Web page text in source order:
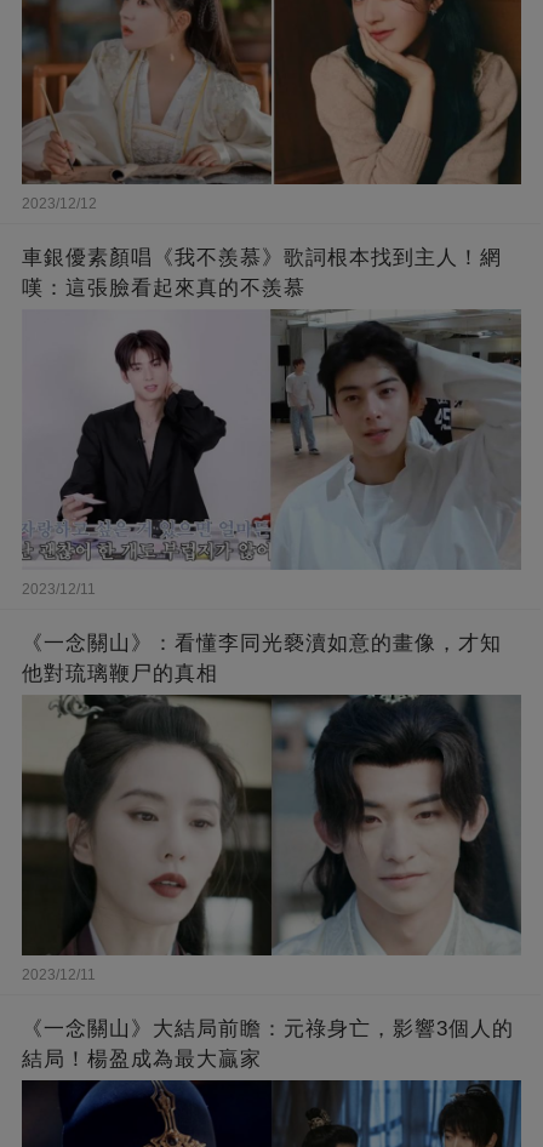
2023/12/12
車銀優素顏唱《我不羨慕》歌詞根本找到主人！網
嘆：這張臉看起來真的不羨慕
2023/12/11
《一念關山》：看懂李同光褻瀆如意的畫像，才知
他對琉璃鞭尸的真相
2023/12/11
《一念關山》大結局前瞻：元祿身亡，影響3個人的
結局！楊盈成為最大贏家